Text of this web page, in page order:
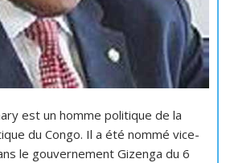
est un homme politique de la
du Congo. Il a été nommé vice-
le gouvernement Gizenga du 6